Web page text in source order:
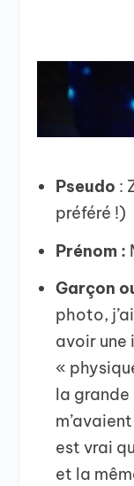
Pseudo :
préféré !)
Prénom :
Garçon
photo,
avoir une
«
la
est vrai
et la